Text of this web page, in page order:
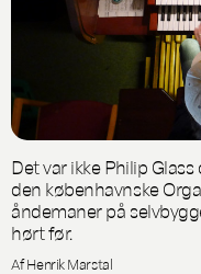
Det var ikke Philip
den københavnske
åndemaner på
hørt før.
Af Henrik Marstal